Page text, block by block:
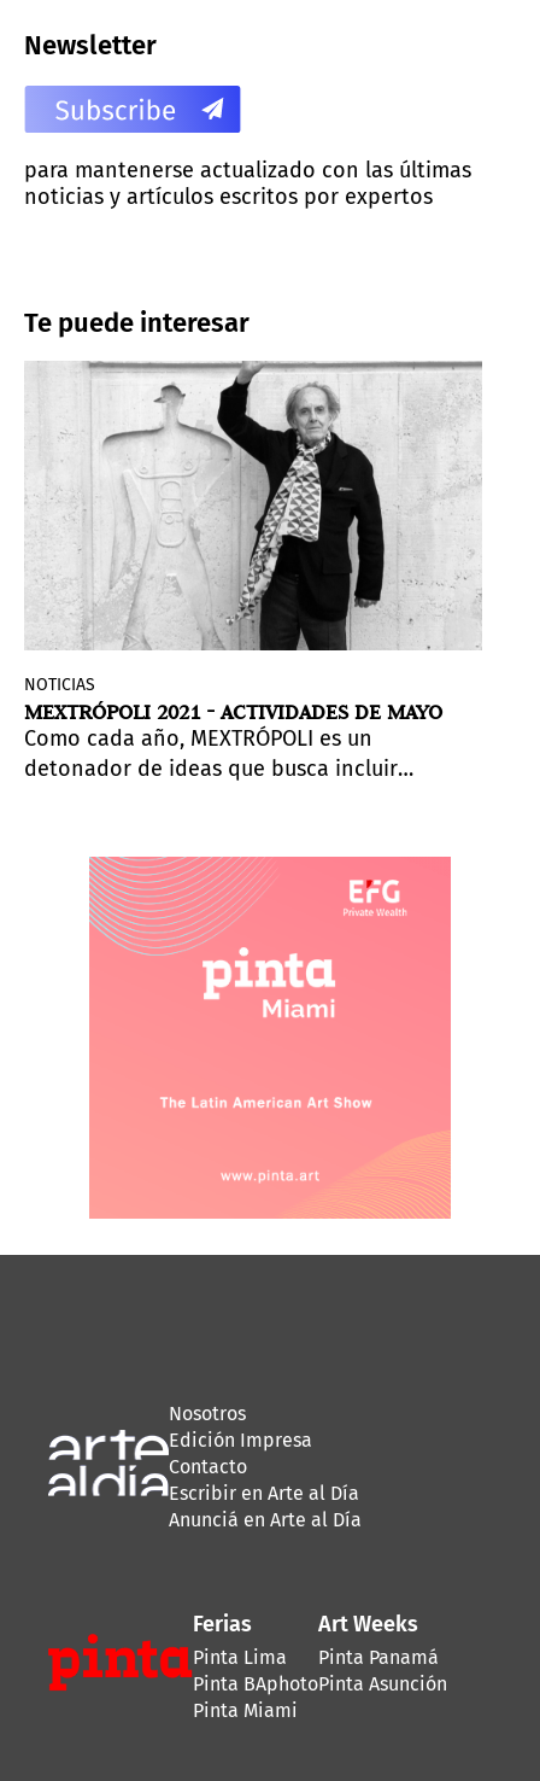
Newsletter
para mantenerse actualizado con las últimas
noticias y artículos escritos por expertos
Te puede interesar
NOTICIAS
MEXTRÓPOLI 2021 - ACTIVIDADES DE MAYO
Como cada año, MEXTRÓPOLI es un
detonador de ideas que busca incluir
urbanistas, diseñadores, pero también
escritores, artistas y funcionarios públicos
están invitados a una reflexión que se
hace mucho más necesaria en las
condiciones actuales. Las ciudades todavía
están habitadas y diseñadas: la
Nosotros
Edición Impresa
Contacto
Escribir en Arte al Día
Anunciá en Arte al Día
Ferias
Pinta Lima
Pinta BAphoto
Pinta Miami
Art Weeks
Pinta Panamá
Pinta Asunción